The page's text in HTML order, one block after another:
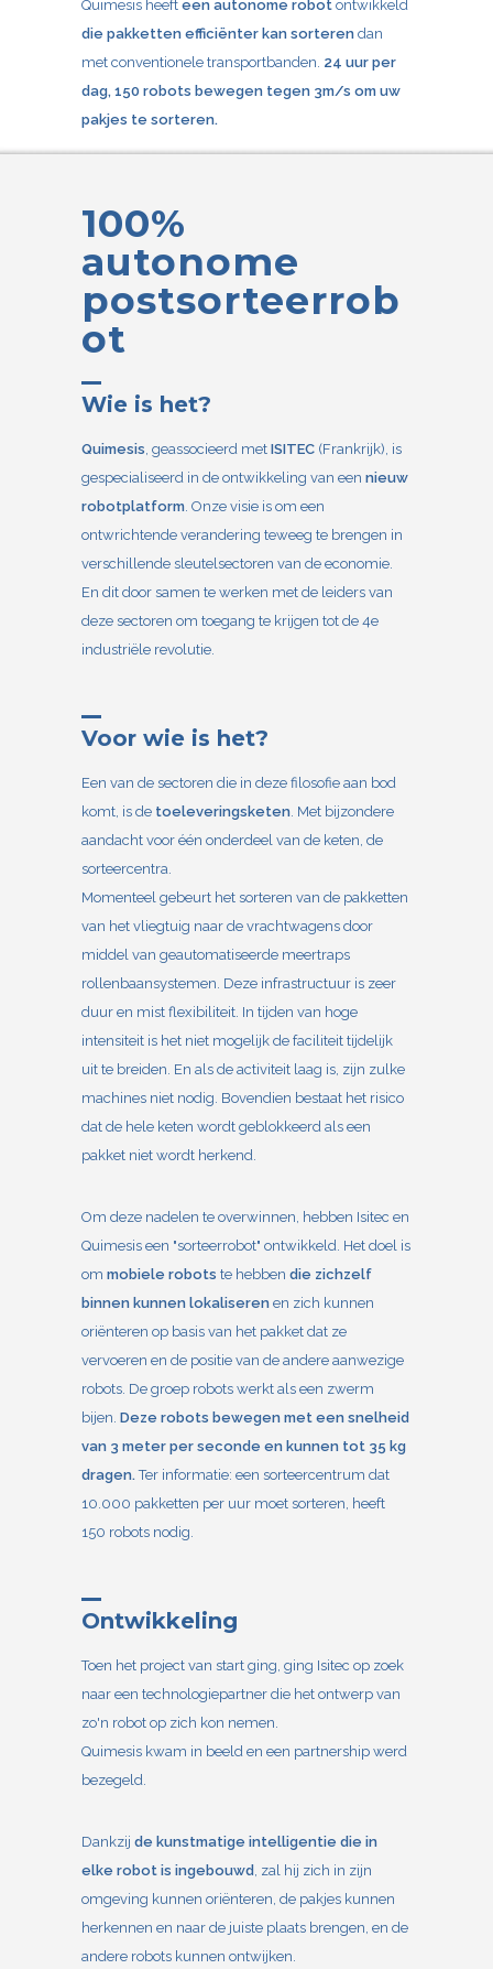
Quimesis heeft een autonome robot ontwikkeld
die pakketten efficiënter kan sorteren dan
met conventionele transportbanden. 24 uur per
dag, 150 robots bewegen tegen 3m/s om uw
pakjes te sorteren.
100%
autonome
postsorteerrob
ot
Wie is het?
Quimesis , geassocieerd met ISITEC (Frankrijk), is
gespecialiseerd in de ontwikkeling van een nieuw
robotplatform . Onze visie is om een
ontwrichtende verandering teweeg te brengen in
verschillende sleutelsectoren van de economie.
En dit door samen te werken met de leiders van
deze sectoren om toegang te krijgen tot de 4e
industriële revolutie.
Voor wie is het?
Een van de sectoren die in deze filosofie aan bod
komt, is de toeleveringsketen . Met bijzondere
aandacht voor één onderdeel van de keten, de
sorteercentra.
Momenteel gebeurt het sorteren van de pakketten
van het vliegtuig naar de vrachtwagens door
middel van geautomatiseerde meertraps
rollenbaansystemen. Deze infrastructuur is zeer
duur en mist flexibiliteit. In tijden van hoge
intensiteit is het niet mogelijk de faciliteit tijdelijk
uit te breiden. En als de activiteit laag is, zijn zulke
machines niet nodig. Bovendien bestaat het risico
dat de hele keten wordt geblokkeerd als een
pakket niet wordt herkend.
Om deze nadelen te overwinnen, hebben Isitec en
Quimesis een "sorteerrobot" ontwikkeld. Het doel is
om mobiele robots te hebben die zichzelf
binnen kunnen lokaliseren en zich kunnen
oriënteren op basis van het pakket dat ze
vervoeren en de positie van de andere aanwezige
robots. De groep robots werkt als een zwerm
bijen. Deze robots bewegen met een snelheid
van 3 meter per seconde en kunnen tot 35 kg
dragen. Ter informatie: een sorteercentrum dat
10.000 pakketten per uur moet sorteren, heeft
150 robots nodig.
Ontwikkeling
Toen het project van start ging, ging Isitec op zoek
naar een technologiepartner die het ontwerp van
zo'n robot op zich kon nemen.
Quimesis kwam in beeld en een partnership werd
bezegeld.
Dankzij de kunstmatige intelligentie die in
elke robot is ingebouwd , zal hij zich in zijn
omgeving kunnen oriënteren, de pakjes kunnen
herkennen en naar de juiste plaats brengen, en de
andere robots kunnen ontwijken.